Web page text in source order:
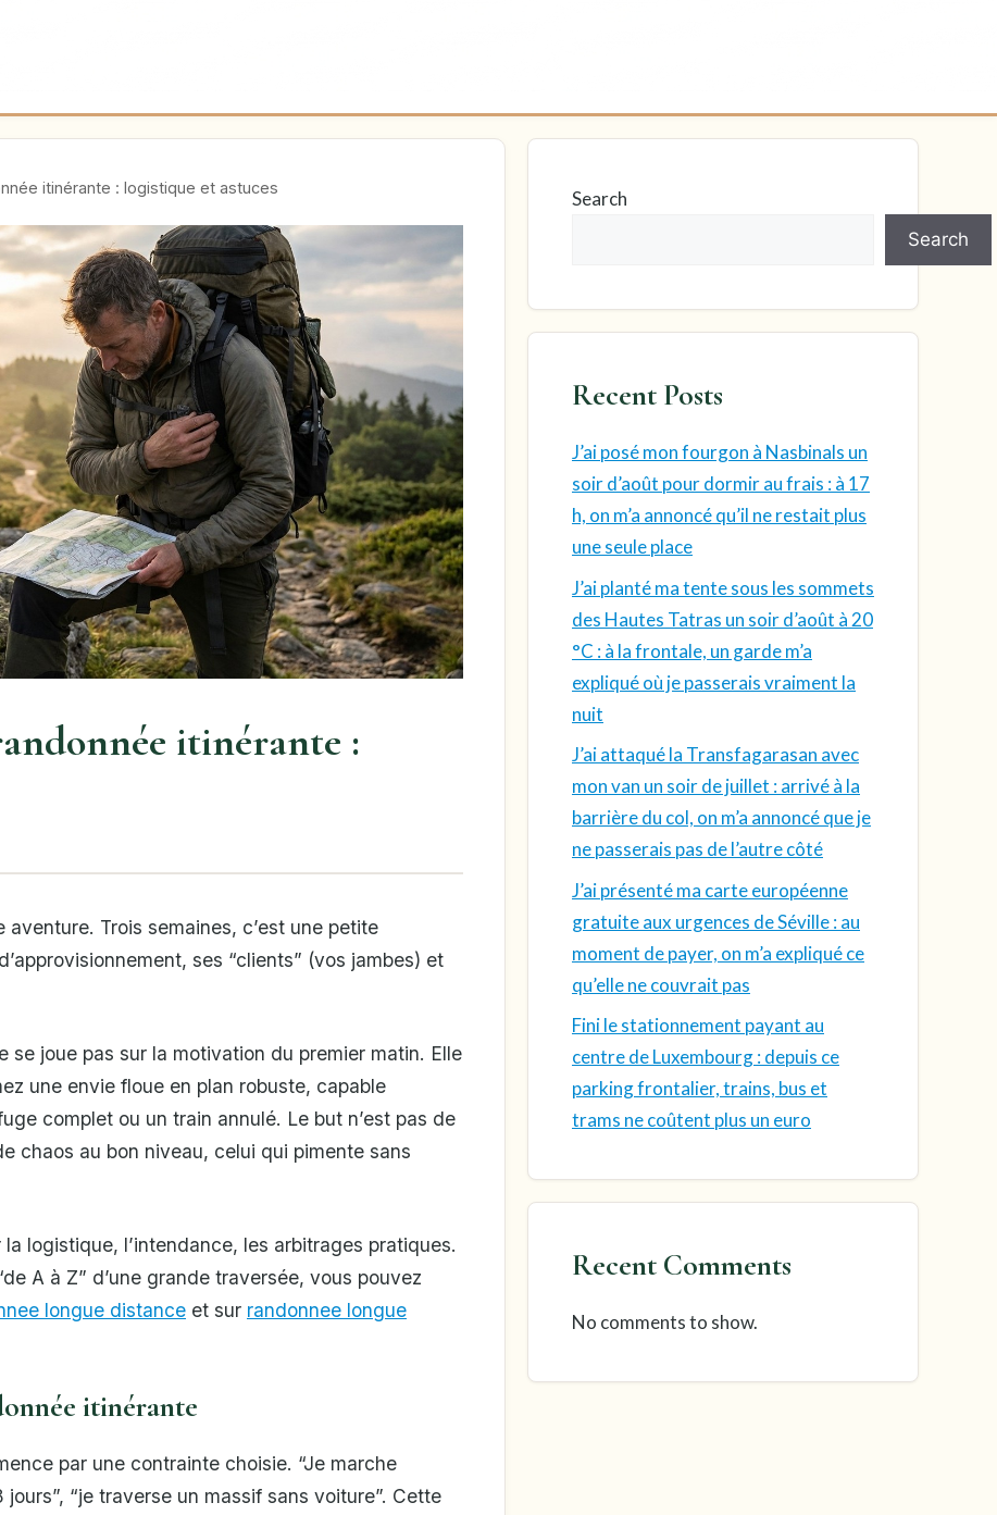
itinérante : logistique et astuces
itinérante :
aventure. Trois semaines, c’est une petite
ses “clients” (vos jambes) et
se joue pas sur la motivation du premier matin. Elle
une envie floue en plan robuste, capable
complet ou un train annulé. Le but n’est pas de
chaos au bon niveau, celui qui pimente sans
logistique, l’intendance, les arbitrages pratiques.
A à Z” d’une grande traversée, vous pouvez
longue distance et sur randonnee longue
itinérante
par une contrainte choisie. “Je marche
jours”, “je traverse un massif sans voiture”. Cette
Search
Search
Recent Posts
J’ai posé mon fourgon à Nasbinals un
soir d’août pour dormir au frais : à 17
h, on m’a annoncé qu’il ne restait plus
une seule place
J’ai planté ma tente sous les sommets
des Hautes Tatras un soir d’août à 20
°C : à la frontale, un garde m’a
expliqué où je passerais vraiment la
nuit
J’ai attaqué la Transfagarasan avec
mon van un soir de juillet : arrivé à la
barrière du col, on m’a annoncé que je
ne passerais pas de l’autre côté
J’ai présenté ma carte européenne
gratuite aux urgences de Séville : au
moment de payer, on m’a expliqué ce
qu’elle ne couvrait pas
Fini le stationnement payant au
centre de Luxembourg : depuis ce
parking frontalier, trains, bus et
trams ne coûtent plus un euro
Recent Comments
No comments to show.